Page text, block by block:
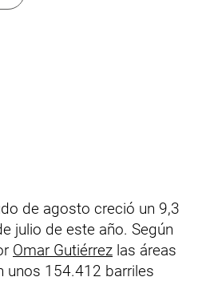
de agosto creció un 9,3
julio de este año. Según
Omar Gutiérrez las áreas
unos 154.412 barriles